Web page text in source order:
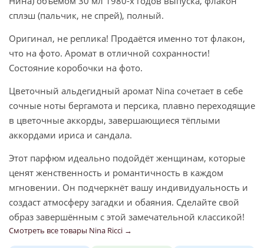
сплэш (пальчик, не спрей), полный.
Оригинал, не реплика! Продаётся именно тот флакон,
что на фото. Аромат в отличной сохранности!
Состояние коробочки на фото.
Цветочный альдегидный аромат Nina сочетает в себе
сочные ноты бергамота и персика, плавно переходящие
в цветочные аккорды, завершающиеся тёплыми
аккордами ириса и сандала.
Этот парфюм идеально подойдёт женщинам, которые
ценят женственность и романтичность в каждом
мгновении. Он подчеркнёт вашу индивидуальность и
создаст атмосферу загадки и обаяния. Сделайте свой
образ завершённым с этой замечательной классикой!
Смотреть все товары Nina Ricci →